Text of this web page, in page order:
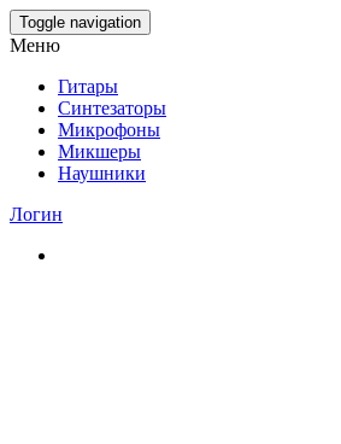
Skip
to
content
Toggle navigation
Меню
Гитары
Синтезаторы
Микрофоны
Микшеры
Наушники
Логин